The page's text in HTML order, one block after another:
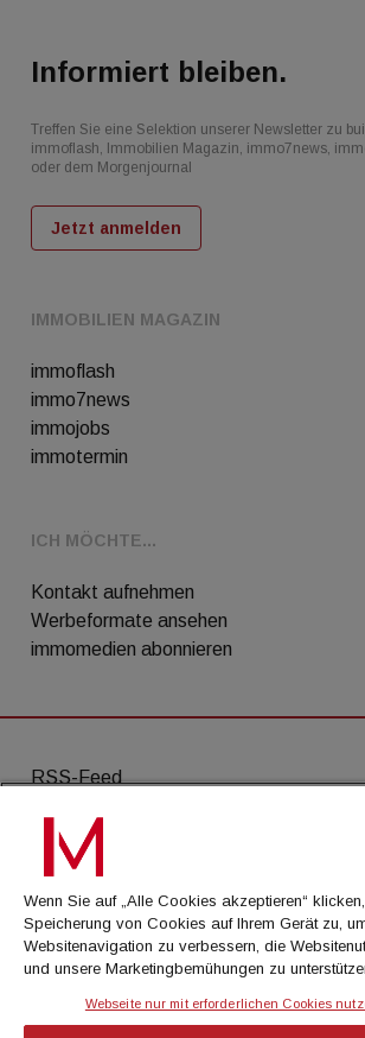
IMMOBILIEN MAGAZIN
immoflash
immo7news
immojobs
immotermin
ICH MÖCHTE...
Kontakt aufnehmen
Werbeformate ansehen
immomedien abonnieren
Informiert bleiben.
Treffen Sie eine Selektion unserer Newsletter zu
immoflash, Immobilien Magazin, immo7news,
oder dem Morgenjournal
Jetzt anmelden
RSS-Feed
AGB
Datenschutz
Kontakt
Impressum
Wenn Sie auf „Alle Cookies akzeptieren“
Speicherung von Cookies auf Ihrem Gerät zu,
Websitenavigation zu verbessern, die
und unsere Marketingbemühungen zu
Webseite nur mit erforderlichen Cookies